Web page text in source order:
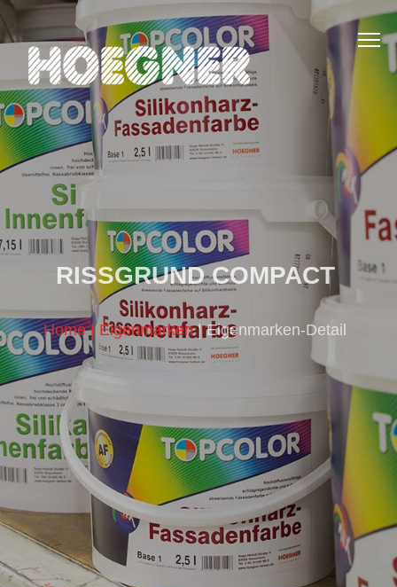
RISSGRUND COMPACT
Home | Eigenmarken| Eigenmarken-Detail